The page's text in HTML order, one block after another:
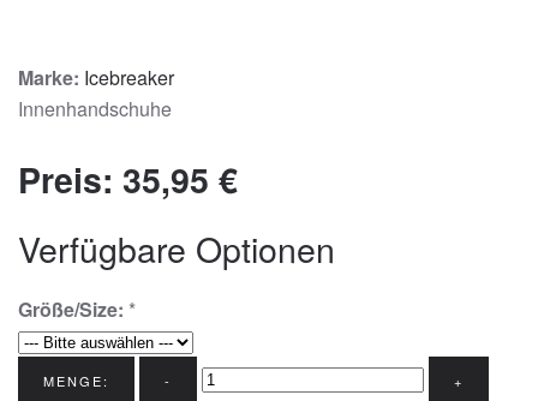
Marke: Icebreaker
Innenhandschuhe
Preis: 35,95 €
Verfügbare Optionen
Größe/Size: *
MENGE: - +